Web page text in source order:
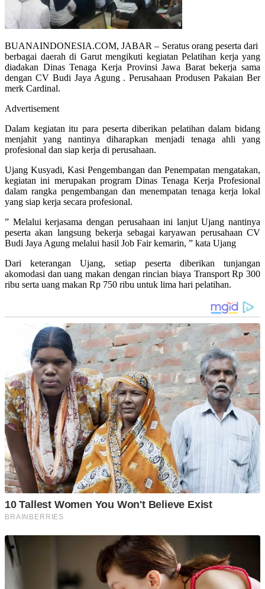
BUANAINDONESIA.COM, JABAR – Seratus orang peserta dari
berbagai daerah di Garut mengikuti kegiatan Pelatihan kerja yang
diadakan Dinas Tenaga Kerja Provinsi Jawa Barat bekerja sama
dengan CV Budi Jaya Agung . Perusahaan Produsen Pakaian Ber
merk Cardinal.
Advertisement
Dalam kegiatan itu para peserta diberikan pelatihan dalam bidang
menjahit yang nantinya diharapkan menjadi tenaga ahli yang
profesional dan siap kerja di perusahaan.
Ujang Kusyadi, Kasi Pengembangan dan Penempatan mengatakan,
kegiatan ini merupakan program Dinas Tenaga Kerja Profesional
dalam rangka pengembangan dan menempatan tenaga kerja lokal
yang siap kerja secara profesional.
” Melalui kerjasama dengan perusahaan ini lanjut Ujang nantinya
peserta akan langsung bekerja sebagai karyawan perusahaan CV
Budi Jaya Agung melalui hasil Job Fair kemarin, ” kata Ujang
Dari keterangan Ujang, setiap peserta diberikan tunjangan
akomodasi dan uang makan dengan rincian biaya Transport Rp 300
ribu serta uang makan Rp 750 ribu untuk lima hari pelatihan.